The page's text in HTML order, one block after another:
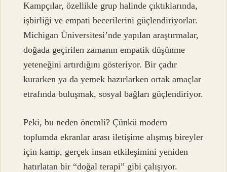
Kampçılar, özellikle grup halinde çıktıklarında,
işbirliği ve empati becerilerini güçlendiriyorlar.
Michigan Üniversitesi’nde yapılan araştırmalar,
doğada geçirilen zamanın empatik düşünme
yeteneğini artırdığını gösteriyor. Bir çadır
kurarken ya da yemek hazırlarken ortak amaçlar
etrafında buluşmak, sosyal bağları güçlendiriyor.
Peki, bu neden önemli? Çünkü modern
toplumda ekranlar arası iletişime alışmış bireyler
için kamp, gerçek insan etkileşimini yeniden
hatırlatan bir “doğal terapi” gibi çalışıyor.